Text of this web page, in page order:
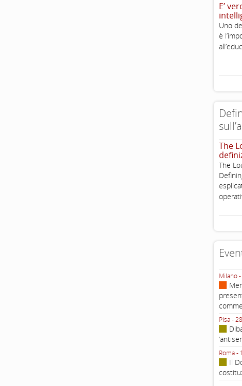
E’
Uno
è
The
The
Milano
Pisa -
Roma -
Il